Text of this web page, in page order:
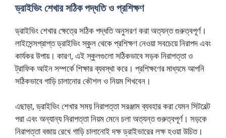
ড্রাইভিং শেখার সঠিক পদ্ধতি ও প্রশিক্ষণ
ড্রাইভিং শেখার ক্ষেত্রে সঠিক পদ্ধতি অনুসরণ করা অত্যন্ত গুরুত্বপূর্ণ।
লাইসেন্সপ্রাপ্ত ড্রাইভিং স্কুল থেকে প্রশিক্ষণ নেওয়া সবচেয়ে নিরাপদ এবং
কার্যকর উপায়। কারণ, এই স্কুলগুলো সঠিকভাবে সড়ক নিরাপত্তা ও
ট্রাফিক আইন সম্পর্কে শিক্ষার ব্যবস্থা করে। প্রশিক্ষণের মাধ্যমে আপনি
সঠিকভাবে গাড়ি চালানোর কৌশল ও নিয়ম শিখবেন।
এছাড়া, ড্রাইভিং শেখার সময় নিরাপত্তা সরঞ্জাম ব্যবহার করা যেমন সিটবেল্ট
পরা এবং অন্যান্য নিরাপত্তা নিয়ম মেনে চলা অত্যন্ত গুরুত্বপূর্ণ। সড়কে
নিরাপত্তা বজায় রেখে গাড়ি চালানোই দক্ষ ড্রাইভারের লক্ষ হওয়া উচিত।